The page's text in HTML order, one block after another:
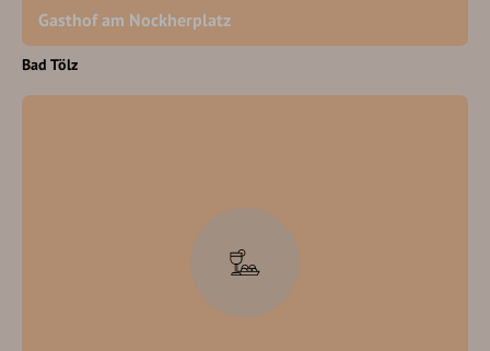
Gasthof am Nockherplatz
Bad Tölz